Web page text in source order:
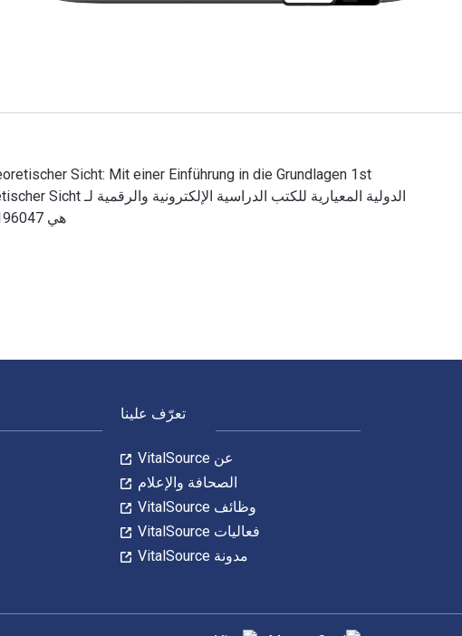
هي 9783110196047, 3110196042. وفّر حتى 80% في مقابل الطباعة عن طريق الانتقال إلى الحياة الرقمية من خلال VitalSource.
تعرّف علينا
عن VitalSource
الصحافة والإعلام
وظائف VitalSource
فعاليات VitalSource
مدونة VitalSource